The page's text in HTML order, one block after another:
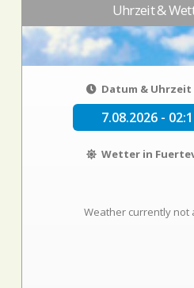
Uhrzeit &
Datum &
7.08.2026 -
Wetter in
Weather currently not